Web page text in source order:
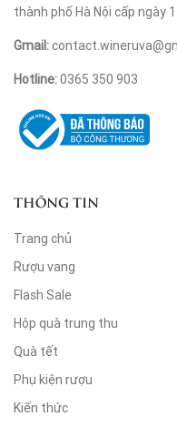
thành phố Hà Nội cấp ngày
Gmail:
Hotline:0365 350 903
THÔNG TIN
Trang chủ
Rượu vang
Flash Sale
Hộp quà trung thu
Quà tết
Phụ kiện rượu
Kiến thức